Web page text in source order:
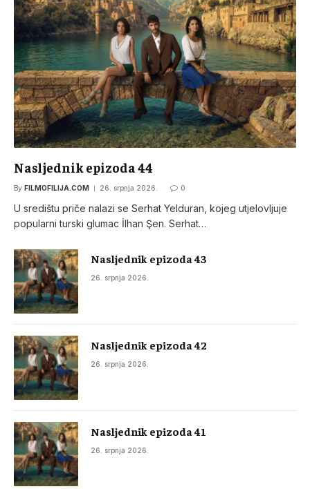
Nasljednik epizoda 44
By FILMOFILIJA.COM 26. srpnja 2026. 0
U središtu priče nalazi se Serhat Yelduran, kojeg utjelovljuje
popularni turski glumac İlhan Şen. Serhat…
Nasljednik epizoda 43
26. srpnja 2026.
Nasljednik epizoda 42
26. srpnja 2026.
Nasljednik epizoda 41
26. srpnja 2026.